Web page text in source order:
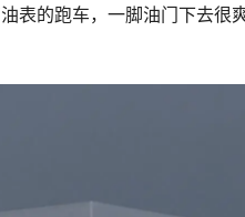
表的跑车，一脚油门下去很